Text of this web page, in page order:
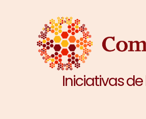
Iniciativas